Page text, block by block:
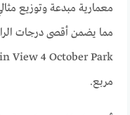
معمارية مبدعة وتوزيع
مما يضمن أقصى درجات
مربع.